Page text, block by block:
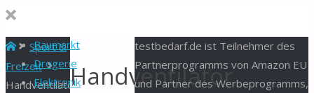
Baumarkt
Drogerie
Elektronik
StartSport &
Freizeit
HandventilatorHandventilator
testbedarf.de ist Teilnehmer des
Partnerprogramms von Amazon EU
und Partner des Werbeprogramms,